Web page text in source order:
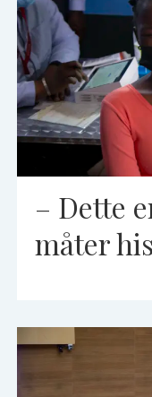
– Dette
måter